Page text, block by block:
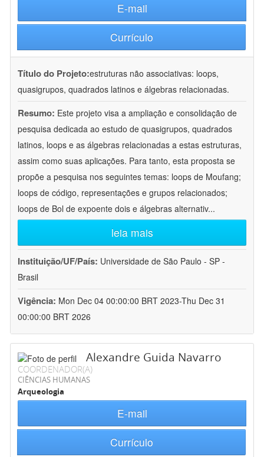
E-mail
Currículo
Título do Projeto:estruturas não associativas: loops,
quasigrupos, quadrados latinos e álgebras relacionadas.
Resumo: Este projeto visa a ampliação e consolidação de
pesquisa dedicada ao estudo de quasigrupos, quadrados
latinos, loops e as álgebras relacionadas a estas estruturas,
assim como suas aplicações. Para tanto, esta proposta se
propõe a pesquisa nos seguintes temas: loops de Moufang;
loops de código, representações e grupos relacionados;
loops de Bol de expoente dois e álgebras alternativ...
leia mais
Instituição/UF/País: Universidade de São Paulo - SP -
Brasil
Vigência: Mon Dec 04 00:00:00 BRT 2023-Thu Dec 31
00:00:00 BRT 2026
Alexandre Guida Navarro
COORDENADOR(A)
CIÊNCIAS HUMANAS
Arqueologia
E-mail
Currículo